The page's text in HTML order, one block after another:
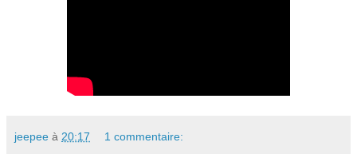
jeepee à 20:17 1 commentaire: